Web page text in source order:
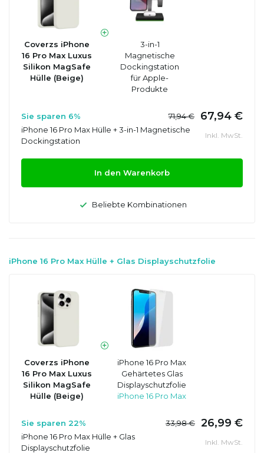
Coverzs iPhone
16 Pro Max Luxus
Silikon MagSafe
Hülle (Beige)
3-in-1
Magnetische
Dockingstation
für Apple-
Produkte
Sie sparen 6% 71,94 € 67,94 €
iPhone 16 Pro Max Hülle + 3-in-1 Magnetische
Dockingstation
Inkl. MwSt.
In den Warenkorb
Beliebte Kombinationen
iPhone 16 Pro Max Hülle + Glas Displayschutzfolie
Coverzs iPhone
16 Pro Max Luxus
Silikon MagSafe
Hülle (Beige)
iPhone 16 Pro Max
Gehärtetes Glas
Displayschutzfolie
iPhone 16 Pro Max
Sie sparen 22% 33,98 € 26,99 €
iPhone 16 Pro Max Hülle + Glas
Displayschutzfolie
Inkl. MwSt.